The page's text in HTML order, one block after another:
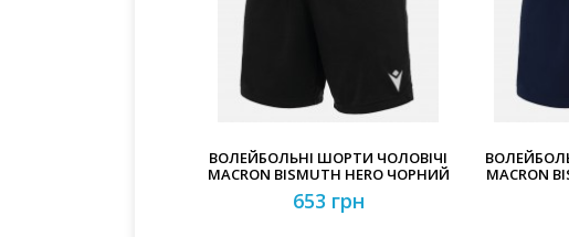
ВОЛЕЙБОЛЬНІ ШОРТИ ЧОЛОВІЧІ
MACRON BISMUTH HERO ЧОРНИЙ
653 грн
MACRON